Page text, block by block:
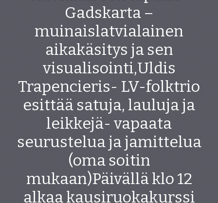
Gadskarta –
muinaislatvialainen
aikakäsitys ja sen
visualisointi,Uldis
Trapencieris- LV-folktrio
esittää satuja, lauluja ja
leikkejä- vapaata
seurustelua ja jamittelua
(oma soitin
mukaan)Päivällä klo 12
alkaa kausiruokakurssi